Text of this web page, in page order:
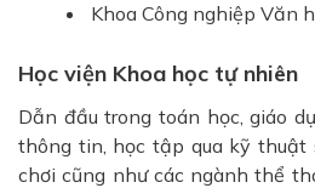
Khoa Công nghiệp Văn
Học viện Khoa học tự nhiên
Dẫn đầu trong toán học, giáo
thông tin, học tập qua kỹ thuật
chơi cũng như các ngành thể